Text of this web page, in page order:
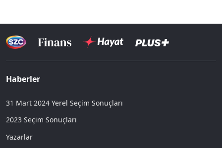
Haberler
31 Mart 2024 Yerel Seçim Sonuçları
2023 Seçim Sonuçları
Yazarlar